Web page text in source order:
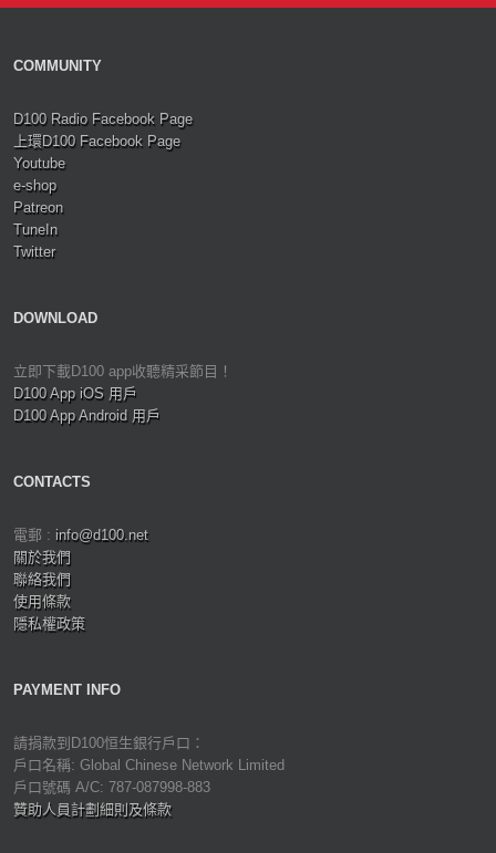
COMMUNITY
D100 Radio Facebook Page
上環D100 Facebook Page
Youtube
e-shop
Patreon
TuneIn
Twitter
DOWNLOAD
立即下載D100 app收聽精采節目！
D100 App iOS 用戶
D100 App Android 用戶
CONTACTS
電郵 : info@d100.net
關於我們
聯絡我們
使用條款
隱私權政策
PAYMENT INFO
請捐款到D100恒生銀行戶口：
戶口名稱: Global Chinese Network Limited
戶口號碼 A/C: 787-087998-883
贊助人員計劃細則及條款